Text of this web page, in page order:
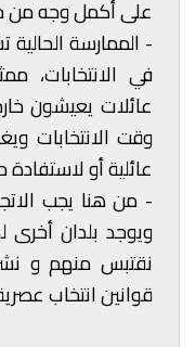
على أكمل وجه من
- الممارسة
عائلات يعيشون
وقت الانتخابات
عائلية أو
- من هنا يجب
ويوجد بلدان
نقتبس منهم و
قوانين انتخاب